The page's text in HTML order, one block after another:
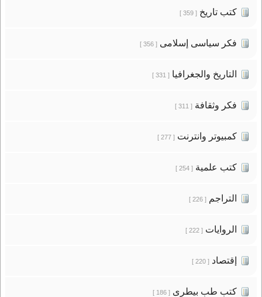
كتب تاريخ[ 359 ]
فكر سياسى إسلامى[ 356 ]
التاريخ والجغرافيا[ 331 ]
فكر وثقافة[ 311 ]
كمبيوتر وانترنت[ 277 ]
كتب علمية[ 254 ]
التراجم[ 226 ]
الروايات[ 222 ]
إقتصاد[ 220 ]
كتب طب بيطرى[ 186 ]